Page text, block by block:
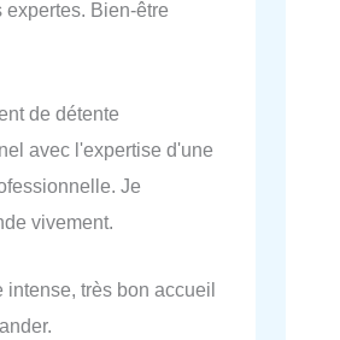
expertes. Bien-être
de détente
avec l'expertise d'une
Je
vivement.
intense, très bon accueil